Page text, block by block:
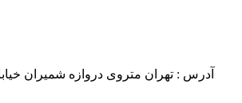
آدرس : تهران متروی دروازه شمیران خیابان